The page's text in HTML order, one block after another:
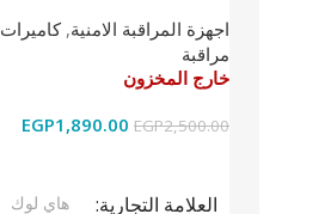
اجهزة المراقبة الامنية,كاميرات
مراقبة
خارج المخزون
EGP2,500.00
EGP1,890.00
العلامة التجارية هاي لوك